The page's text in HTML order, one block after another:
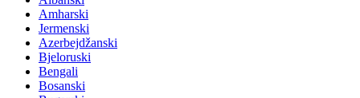
Amharski
Jermenski
Azerbejdžanski
Bjeloruski
Bengali
Bosanski